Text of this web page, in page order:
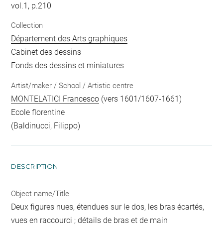
vol.1, p.210
Collection
Département des Arts graphiques
Cabinet des dessins
Fonds des dessins et miniatures
Artist/maker / School / Artistic centre
MONTELATICI Francesco (vers 1601/1607-1661)
Ecole florentine
(Baldinucci, Filippo)
DESCRIPTION
Object name/Title
Deux figures nues, étendues sur le dos, les bras écartés,
vues en raccourci ; détails de bras et de main